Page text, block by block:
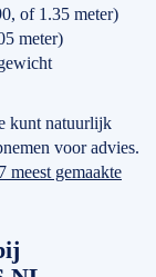
of 1.35 meter)
meter)
kunt natuurlijk
voor advies.
meest gemaakte